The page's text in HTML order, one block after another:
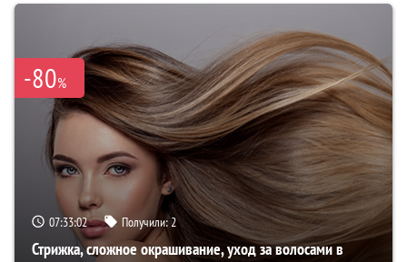
-80%
07:33:01 Получили:2
Стрижка, сложное окрашивание, уход за волосами в